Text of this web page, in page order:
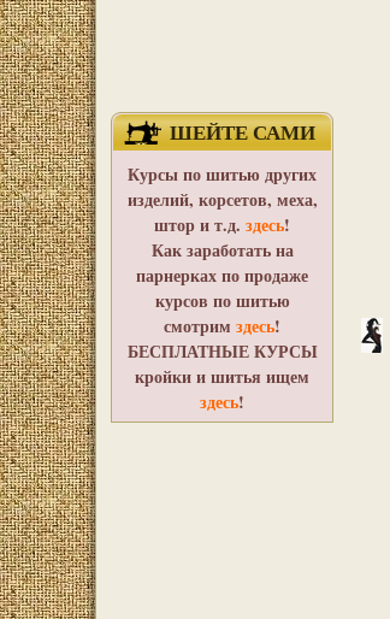
ШЕЙТЕ САМИ
Курсы по шитью других
изделий, корсетов, меха,
штор и т.д. здесь!
Как заработать на
парнерках по продаже
курсов по шитью
смотрим здесь!
БЕСПЛАТНЫЕ КУРСЫ
кройки и шитья ищем
здесь!